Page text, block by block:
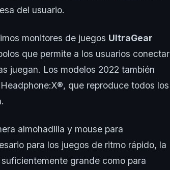
del usuario.
monitores de juegos UltraGear
que permite a los usuarios conectar
juegan. Los modelos 2022 también
que reproduce todos los
almohadilla y mouse para
para los juegos de ritmo rápido, la
grande como para